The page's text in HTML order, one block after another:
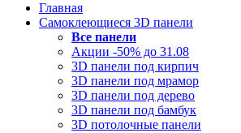
Главная
Самоклеющиеся 3D панели
Все панели
Акции -50% до 31.08
3D панели под кирпич
3D панели под мрамор
3D панели под дерево
3D панели под бамбук
3D потолочные панели